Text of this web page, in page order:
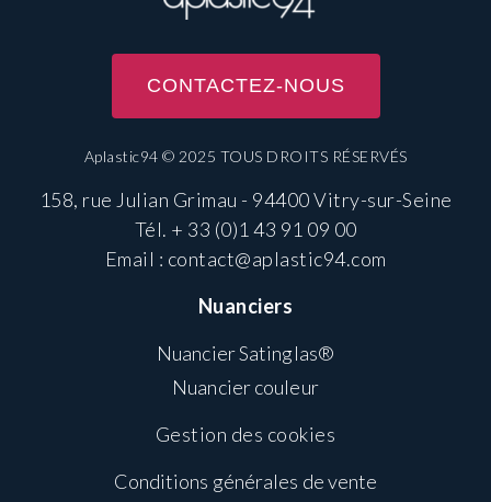
CONTACTEZ-NOUS
Aplastic94 © 2025 TOUS DROITS RÉSERVÉS
158, rue Julian Grimau - 94400 Vitry-sur-Seine
Tél. + 33 (0)1 43 91 09 00
Email : contact@aplastic94.com
Nuanciers
Nuancier Satinglas®
Nuancier couleur
Gestion des cookies
Conditions générales de vente